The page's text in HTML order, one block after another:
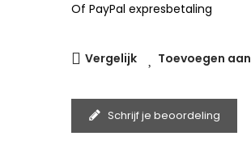
Of PayPal expresbetaling
Vergelijk Toevoegen
Schrijf je beoordeling